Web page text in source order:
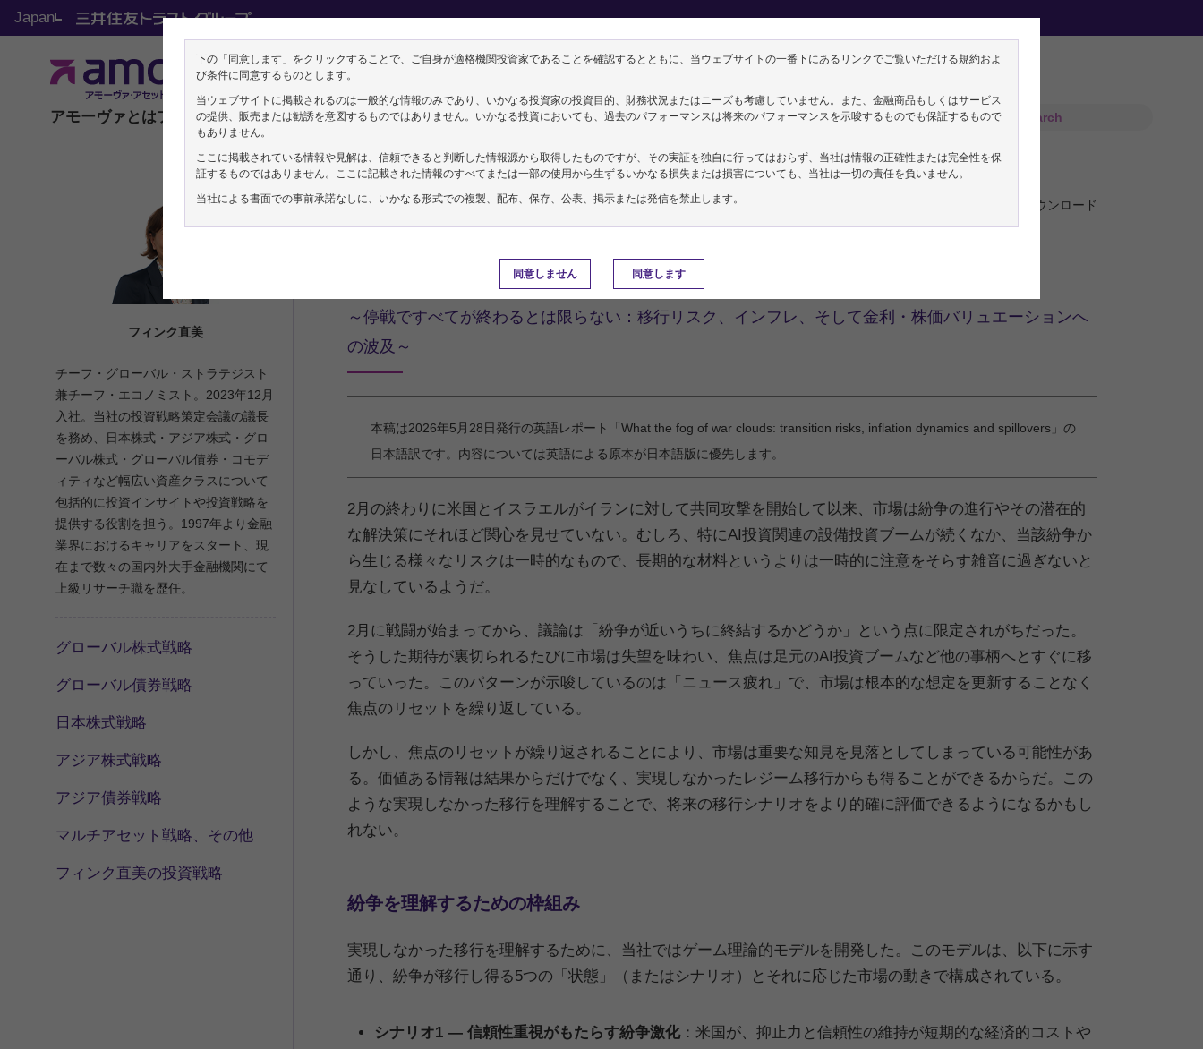
アモーヴァとはファンドETFマーケット機関投資家向け資産運用ガイド
Japan
機関投資家の方向け
フィンク直美の投資戦略
チーフ・グローバル・ストラテジスト兼チーフ・エコノミスト フィンク直美によるリサー
フィンク直美
チーフ・グローバル・ストラテジスト
兼チーフ・エコノミスト。2023年12月
入社。当社の投資戦略策定会議の議長
を務め、日本株式・アジア株式・グロ
ーバル株式・グローバル債券・コモデ
ィティなど幅広い資産クラスについて
包括的に投資インサイトや投資戦略を
提供する役割を担う。1997年より金融
業界におけるキャリアをスタート、現
在まで数々の国内外大手金融機関にて
上級リサーチ職を歴任。
グローバル株式戦略
グローバル債券戦略
日本株式戦略
アジア株式戦略
アジア債券戦略
マルチアセット戦略、その他
フィンク直美の投資戦略
フィンク直美／チーフ・グローバル・ストラテジスト兼チーフ・エコノミスト
2026年06月01日
PDFをダウンロード
「戦場の霧」が覆い隠す移行リスク、インフレ動向および波及的影響
～停戦ですべてが終わるとは限らない：移行リスク、インフレ、そして金利・株価バリュエーションへ
の波及～
本稿は2026年5月28日発行の英語レポート「What the fog of war clouds: transition risks, inflation dynamics and spillovers」の
日本語訳です。内容については英語による原本が日本語版に優先します。
2月の終わりに米国とイスラエルがイランに対して共同攻撃を開始して以来、市場は紛争の進行やその潜在的
な解決策にそれほど関心を見せていない。むしろ、特にAI投資関連の設備投資ブームが続くなか、当該紛争か
ら生じる様々なリスクは一時的なもので、長期的な材料というよりは一時的に注意をそらす雑音に過ぎないと
見なしているようだ。
2月に戦闘が始まってから、議論は「紛争が近いうちに終結するかどうか」という点に限定されがちだった。
そうした期待が裏切られるたびに市場は失望を味わい、焦点は足元のAI投資ブームなど他の事柄へとすぐに移
っていった。このパターンが示唆しているのは「ニュース疲れ」で、市場は根本的な想定を更新することなく
焦点のリセットを繰り返している。
しかし、焦点のリセットが繰り返されることにより、市場は重要な知見を見落としてしまっている可能性があ
る。価値ある情報は結果からだけでなく、実現しなかったレジーム移行からも得ることができるからだ。この
ような実現しなかった移行を理解することで、将来の移行シナリオをより的確に評価できるようになるかもし
れない。
紛争を理解するための枠組み
実現しなかった移行を理解するために、当社ではゲーム理論的モデルを開発した。このモデルは、以下に示す
通り、紛争が移行し得る5つの「状態」（またはシナリオ）とそれに応じた市場の動きで構成されている。
シナリオ1 ― 信頼性重視がもたらす紛争激化：米国が、抑止力と信頼性の維持が短期的な経済的コストや
下の「同意します」をクリックすることで、ご自身が適格機関投資家であることを確認するとともに、当ウェブサイトの一番下にあるリンクでご覧いただける規約およ
び条件に同意するものとします。
当ウェブサイトに掲載されるのは一般的な情報のみであり、いかなる投資家の投資目的、財務状況またはニーズも考慮していません。また、金融商品もしくはサービス
の提供、販売または勧誘を意図するものではありません。いかなる投資においても、過去のパフォーマンスは将来のパフォーマンスを示唆するものでも保証するもので
もありません。
ここに掲載されている情報や見解は、信頼できると判断した情報源から取得したものですが、その実証を独自に行ってはおらず、当社は情報の正確性または完全性を保
証するものではありません。ここに記載された情報のすべてまたは一部の使用から生ずるいかなる損失または損害についても、当社は一切の責任を負いません。
当社による書面での事前承諾なしに、いかなる形式での複製、配布、保存、公表、掲示または発信を禁止します。
同意しません 同意します